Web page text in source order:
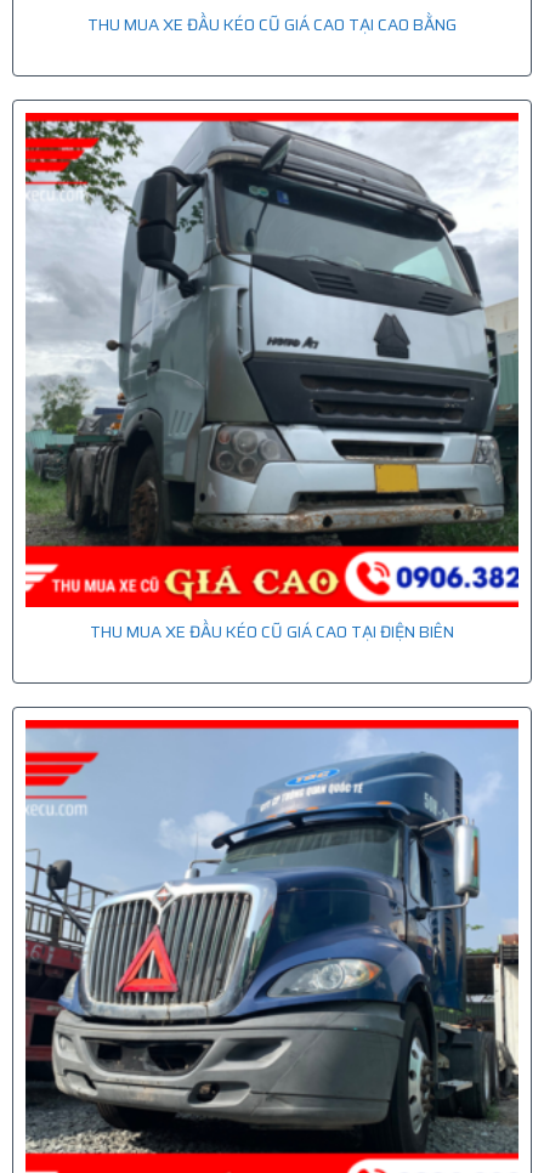
THU MUA XE ĐẦU KÉO CŨ GIÁ CAO TẠI CAO BẰNG
THU MUA XE ĐẦU KÉO CŨ GIÁ CAO TẠI ĐIỆN BIÊN